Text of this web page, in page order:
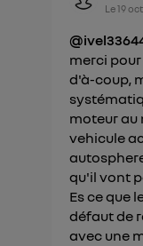
Le19
merci
d'à-coup,
moteur au
vehicule
qu'il vont
Es ce que
défaut de
avec une